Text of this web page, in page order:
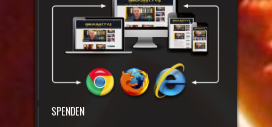
SPENDEN